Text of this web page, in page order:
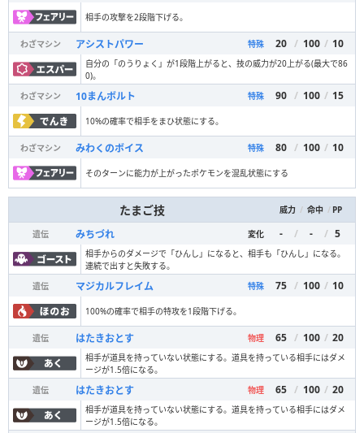
相手の攻撃を2段階下げる。
わざマシン アシストパワー 特殊 20 / 100 / 10
自分の「のうりょく」が1段階上がると、技の威力が20上がる(最大で86
0)。
わざマシン
10まんボルト 特殊 90 / 100 / 15
10%の確率で相手をまひ状態にする。
わざマシン みわくのボイス 特殊 80 / 100 / 10
そのターンに能力が上がったポケモンを混乱状態にする
たまご技 威力 / 命中 / PP
遺伝 みちづれ 変化 - / - / 5
相手からのダメージで「ひんし」になると、相手も「ひんし」になる。
連続で出すと失敗する。
遺伝
マジカルフレイム 特殊 75 / 100 / 10
100%の確率で相手の特攻を1段階下げる。
遺伝 はたきおとす 物理 65 / 100 / 20
相手が道具を持っていない状態にする。道具を持っている相手にはダメ
ージが1.5倍になる。
遺伝
はたきおとす 物理 65 / 100 / 20
相手が道具を持っていない状態にする。道具を持っている相手にはダメ
ージが1.5倍になる。